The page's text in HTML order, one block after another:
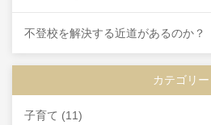
不登校を解決する近道があるのか？
カテゴリー
子育て (11)